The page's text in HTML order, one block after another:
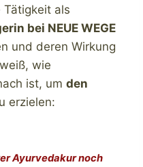
Tätigkeit als
bei NEUE WEGE
und deren Wirkung
wie
ist, umden
erzielen:
Ayurvedakur noch